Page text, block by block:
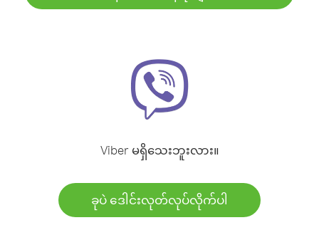
Viber မရှိသေးဘူးလား။
ခုပဲ ဒေါင်းလုတ်လုပ်လိုက်ပါ